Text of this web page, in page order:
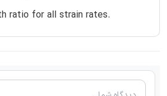
ratio for all strain rates.